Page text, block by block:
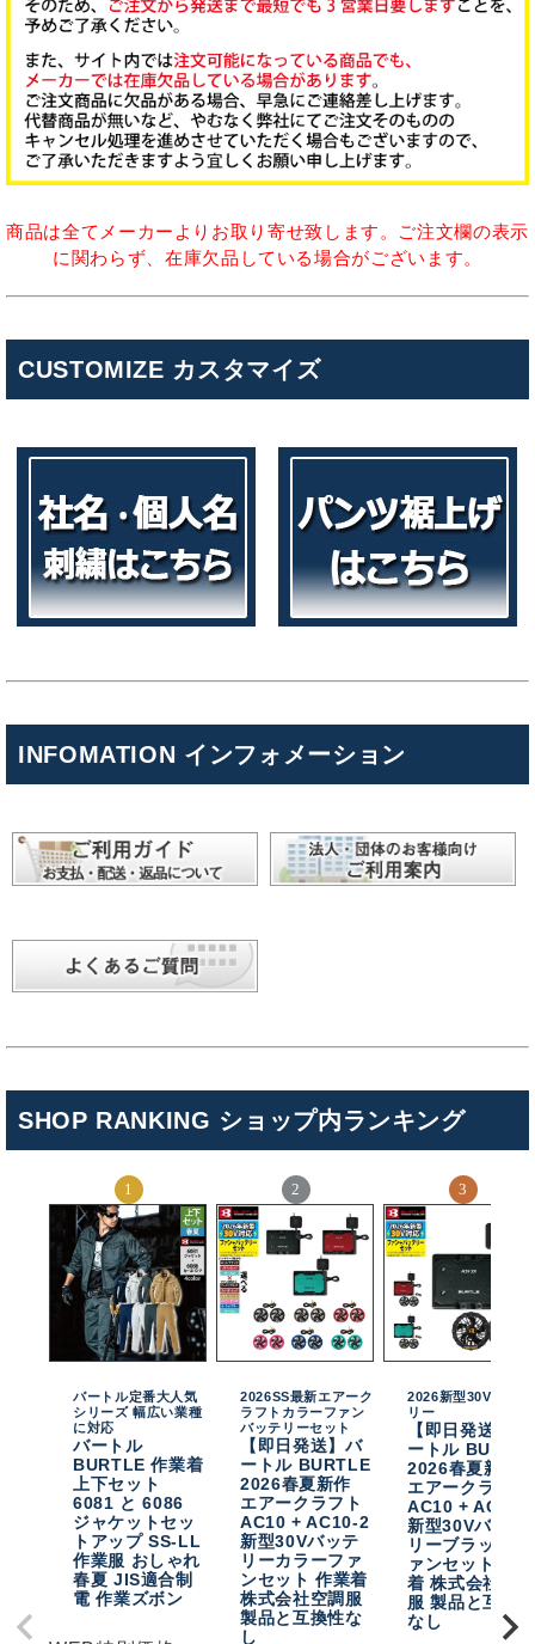
商品は全てメーカーよりお取り寄せ致します。ご注文欄の表示
に関わらず、在庫欠品している場合がございます。
CUSTOMIZE カスタマイズ
INFOMATION インフォメーション
SHOP RANKING ショップ内ランキング
バートル定番大人気
シリーズ 幅広い業種
に対応
バートル
BURTLE 作業着
上下セット
6081 と 6086
ジャケットセッ
トアップ SS-LL
作業服 おしゃれ
春夏 JIS適合制
電 作業ズボン
2026SS最新エアーク
ラフトカラーファン
バッテリーセット
【即日発送】バ
ートル BURTLE
2026春夏新作
エアークラフト
AC10 + AC10-2
新型30Vバッテ
リーカラーファ
ンセット 作業着
株式会社空調服
製品と互換性な
し
2026新型30Vバッテ
リー
【即日発送】バ
ートル
2026春夏新作
エアークラフト
AC10 + AC10-
新型30Vバッテ
リーブラックフ
ァンセット 作業
着 株式会社空調
服 製品と互換性
なし